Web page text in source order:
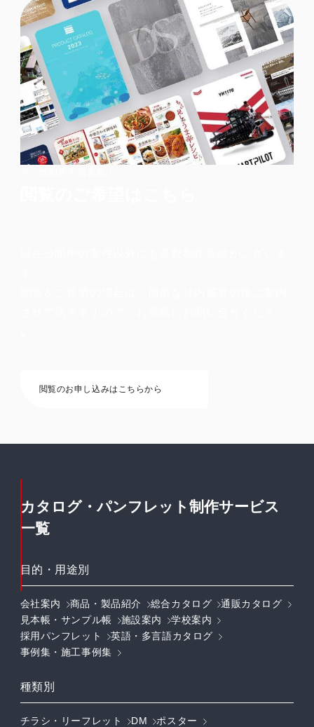
閲覧のお申し込みはこちらから
カタログ・パンフレット制作サービス
一覧
目的・用途別
会社案内 商品・製品紹介 総合カタログ
通販カタログ
見本帳・サンプル帳
施設案内
学校案内
採用パンフレット
英語・多言語カタログ
事例集・施工事例集
種類別
チラシ・リーフレット DM
ポスター